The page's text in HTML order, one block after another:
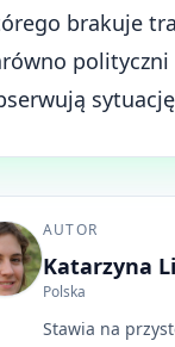
brakuje
AUTOR
Katarzyna
Polska
Stawia na